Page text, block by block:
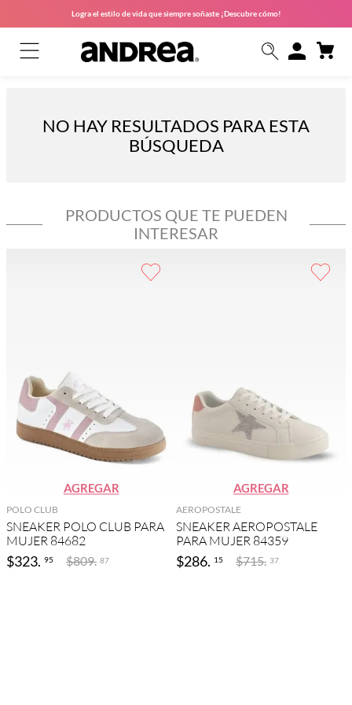
Logra el estilo de vida que siempre soñaste ¡Descubre cómo!
NO HAY RESULTADOS PARA ESTA
BÚSQUEDA
PRODUCTOS QUE TE PUEDEN
INTERESAR
AGREGAR
POLO CLUB
SNEAKER POLO CLUB PARA
MUJER 84682
$323. 95 $809. 87
AGREGAR
AEROPOSTALE
SNEAKER AEROPOSTALE
PARA MUJER 84359
$286. 15 $715. 37